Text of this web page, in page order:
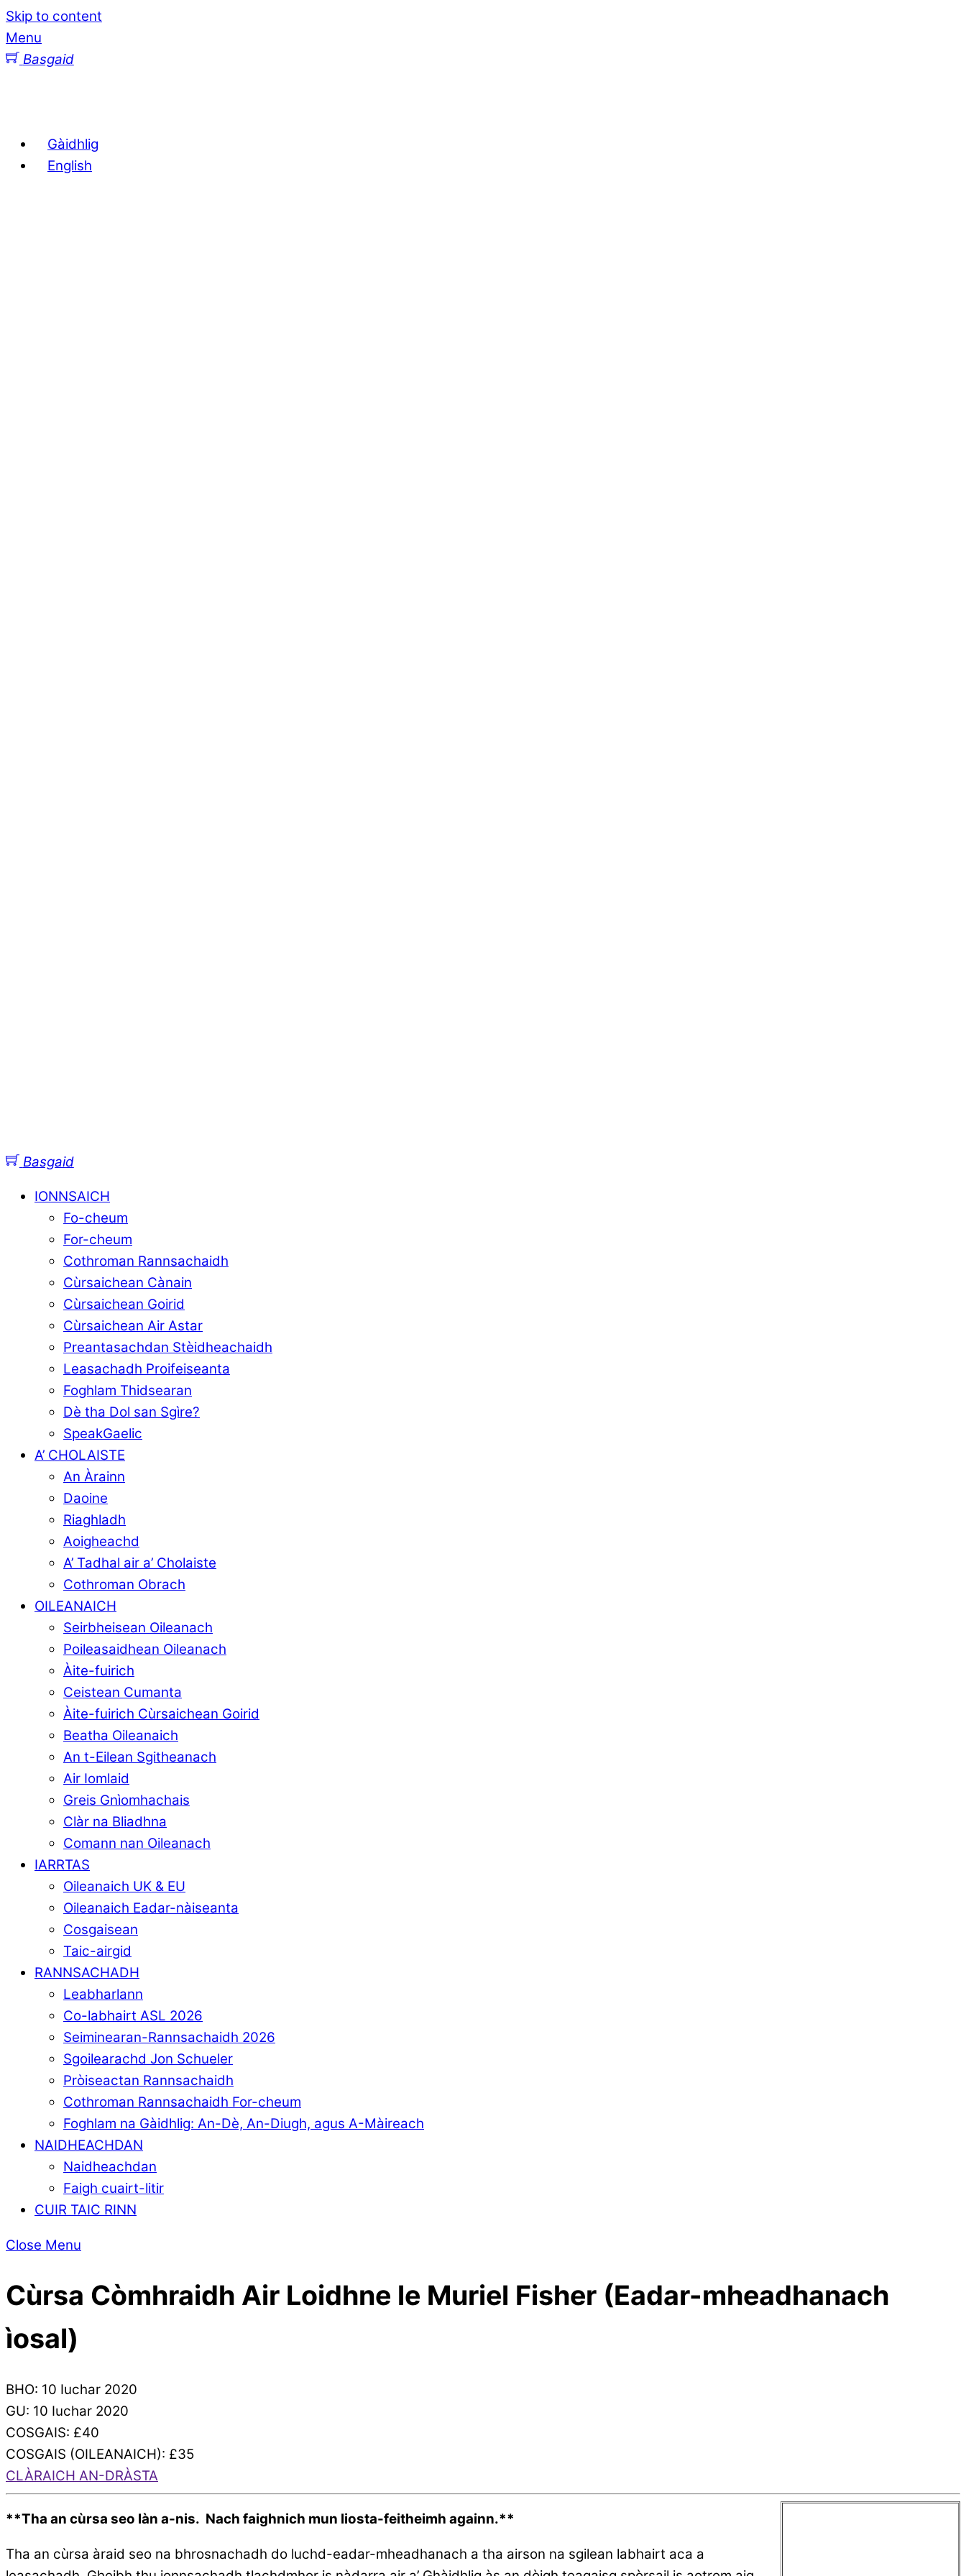
Skip to content
Menu
Basgaid
Gàidhlig
English
Basgaid
IONNSAICH
Fo-cheum
For-cheum
Cothroman Rannsachaidh
Cùrsaichean Cànain
Cùrsaichean Goirid
Cùrsaichean Air Astar
Preantasachdan Stèidheachaidh
Leasachadh Proifeiseanta
Foghlam Thidsearan
Dè tha Dol san Sgìre?
SpeakGaelic
A’ CHOLAISTE
An Àrainn
Daoine
Riaghladh
Aoigheachd
A’ Tadhal air a’ Cholaiste
Cothroman Obrach
OILEANAICH
Seirbheisean Oileanach
Poileasaidhean Oileanach
Àite-fuirich
Ceistean Cumanta
Àite-fuirich Cùrsaichean Goirid
Beatha Oileanaich
An t-Eilean Sgitheanach
Air Iomlaid
Greis Gnìomhachais
Clàr na Bliadhna
Comann nan Oileanach
IARRTAS
Oileanaich UK & EU
Oileanaich Eadar-nàiseanta
Cosgaisean
Taic-airgid
RANNSACHADH
Leabharlann
Co-labhairt ASL 2026
Seiminearan-Rannsachaidh 2026
Sgoilearachd Jon Schueler
Pròiseactan Rannsachaidh
Cothroman Rannsachaidh For-cheum
Foghlam na Gàidhlig: An-Dè, An-Diugh, agus A-Màireach
NAIDHEACHDAN
Naidheachdan
Faigh cuairt-litir
CUIR TAIC RINN
Close Menu
Cùrsa Còmhraidh Air Loidhne le Muriel Fisher (Eadar-mheadhanach
ìosal)
BHO: 10 Iuchar 2020
GU: 10 Iuchar 2020
COSGAIS: £40
COSGAIS (OILEANAICH): £35
CLÀRAICH AN-DRÀSTA
**Tha an cùrsa seo làn a-nis. Nach faighnich mun liosta-feitheimh againn.**
Tha an cùrsa àraid seo na bhrosnachadh do luchd-eadar-mheadhanach a tha airson na sgilean labhairt aca a